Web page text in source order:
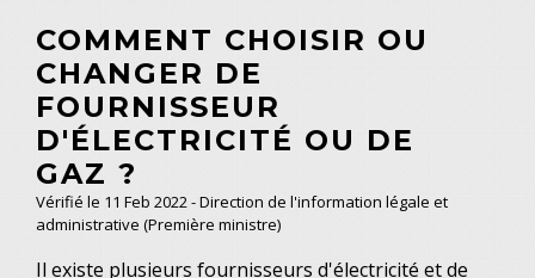
COMMENT CHOISIR OU
CHANGER DE
FOURNISSEUR
D'ÉLECTRICITÉ OU DE
GAZ ?
Vérifié le 11 Feb 2022 - Direction de l'information légale et
administrative (Première ministre)
Il existe plusieurs fournisseurs d'électricité et de